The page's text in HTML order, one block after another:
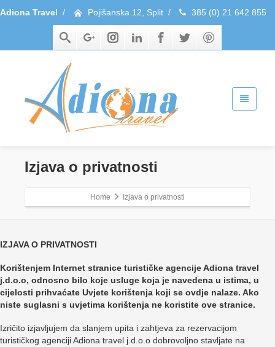
Adiona Travel / Pojišanska 12, Split / 385 (0) 21 642 855
Izjava o privatnosti
Home Izjava o privatnosti
IZJAVA O PRIVATNOSTI
Korištenjem Internet stranice turističke agencije Adiona travel
j.d.o.o, odnosno bilo koje usluge koja je navedena u istima, u
cijelosti prihvaćate Uvjete korištenja koji se ovdje nalaze. Ako
niste suglasni s uvjetima korištenja ne koristite ove stranice.
Izričito izjavljujem da slanjem upita i zahtjeva za rezervacijom
turističkog agenciji Adiona travel j.d.o.o dobrovoljno stavljate na